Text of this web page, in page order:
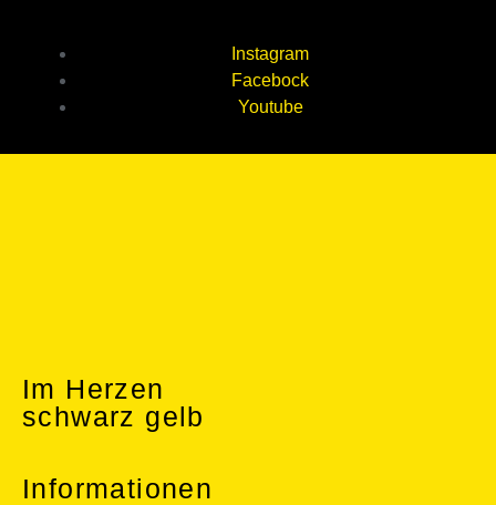
Instagram
Facebock
Youtube
Im Herzen
schwarz gelb
Informationen